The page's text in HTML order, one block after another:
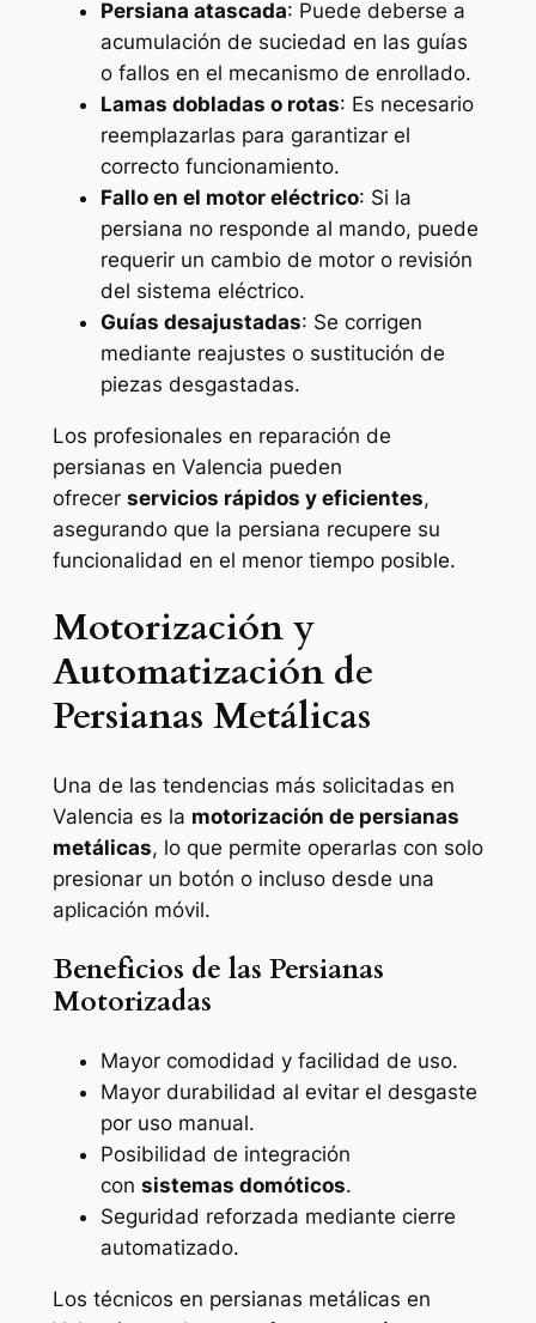
Persiana atascada: Puede deberse a
acumulación de suciedad en las guías
o fallos en el mecanismo de enrollado.
Lamas dobladas o rotas: Es necesario
reemplazarlas para garantizar el
correcto funcionamiento.
Fallo en el motor eléctrico: Si la
persiana no responde al mando, puede
requerir un cambio de motor o revisión
del sistema eléctrico.
Guías desajustadas: Se corrigen
mediante reajustes o sustitución de
piezas desgastadas.
Los profesionales en reparación de
persianas en Valencia pueden
ofrecer servicios rápidos y eficientes,
asegurando que la persiana recupere su
funcionalidad en el menor tiempo posible.
Motorización y
Automatización de
Persianas Metálicas
Una de las tendencias más solicitadas en
Valencia es la motorización de persianas
metálicas, lo que permite operarlas con solo
presionar un botón o incluso desde una
aplicación móvil.
Beneficios de las Persianas
Motorizadas
Mayor comodidad y facilidad de uso.
Mayor durabilidad al evitar el desgaste
por uso manual.
Posibilidad de integración
con sistemas domóticos.
Seguridad reforzada mediante cierre
automatizado.
Los técnicos en persianas metálicas en